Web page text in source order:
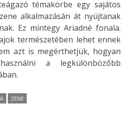
témakörbe egy sajátos
alkalmazásán át nyújtanak
Ez mintegy Ariadné fonala.
természetében lehet ennek
azt is megérthetjük, hogyan
a legkülönbözőbb
ZENE